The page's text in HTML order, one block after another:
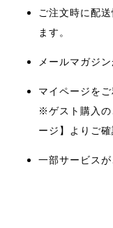
ご注文時に配
ます。
メールマガジ
マイページをご
※ゲスト購入の
ージ 】よりご
一部サービスが